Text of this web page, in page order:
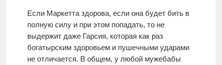
Если Маркетта здорова, если она будет бить в
полную силу и при этом попадать, то не
выдержит даже Гарсия, которая как раз
богатырским здоровьем и пушечными ударами
не отличается. В общем, у любой мужебабы